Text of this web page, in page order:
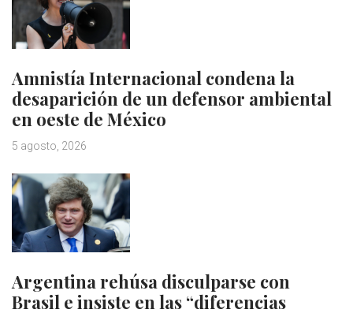
Amnistía Internacional condena la
desaparición de un defensor ambiental
en oeste de México
5 agosto, 2026
Argentina rehúsa disculparse con
Brasil e insiste en las “diferencias